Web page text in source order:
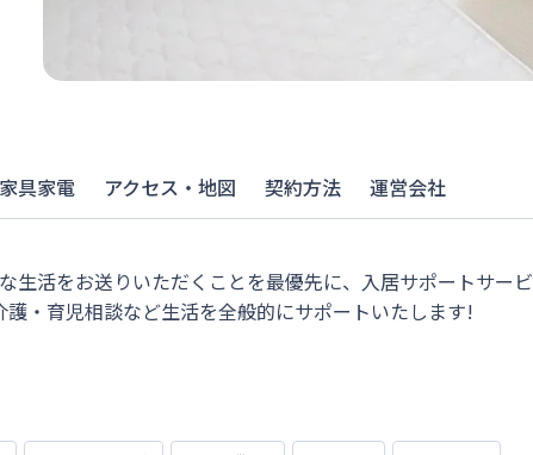
具家電 アクセス・地図 契約方法 運営会社
生活をお送りいただくことを最優先に、入居サポートサー
・育児相談など生活を全般的にサポートいたします!